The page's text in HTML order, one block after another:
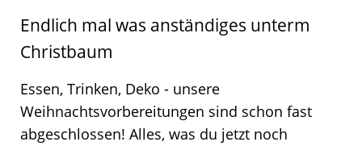
Endlich mal was anständiges unterm
Christbaum
Essen, Trinken, Deko - unsere
Weihnachtsvorbereitungen sind schon fast
abgeschlossen! Alles, was du jetzt noch